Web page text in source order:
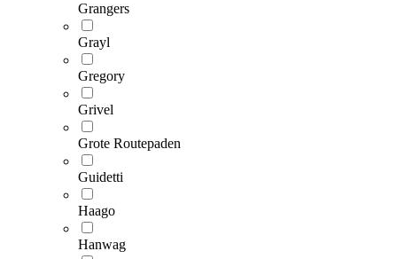
Grangers
Grayl
Gregory
Grivel
Grote Routepaden
Guidetti
Haago
Hanwag